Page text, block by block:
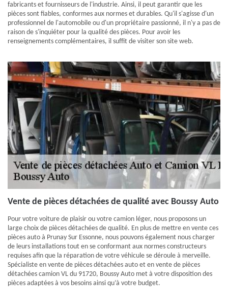
fabricants et fournisseurs de l'industrie. Ainsi, il peut garantir que les
pièces sont fiables, conformes aux normes et durables. Qu'il s'agisse d'un
professionnel de l'automobile ou d'un propriétaire passionné, il n'y a pas de
raison de s'inquiéter pour la qualité des pièces. Pour avoir les
renseignements complémentaires, il suffit de visiter son site web.
Vente de pièces détachées de qualité avec Boussy Auto
Pour votre voiture de plaisir ou votre camion léger, nous proposons un
large choix de pièces détachées de qualité. En plus de mettre en vente ces
pièces auto à Prunay Sur Essonne, nous pouvons également nous charger
de leurs installations tout en se conformant aux normes constructeurs
requises afin que la réparation de votre véhicule se déroule à merveille.
Spécialiste en vente de pièces détachées auto et en vente de pièces
détachées camion VL du 91720, Boussy Auto met à votre disposition des
pièces adaptées à vos besoins ainsi qu’à votre budget.